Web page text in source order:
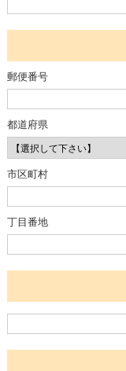
郵便番号
都道府県
市区町村
丁目番地